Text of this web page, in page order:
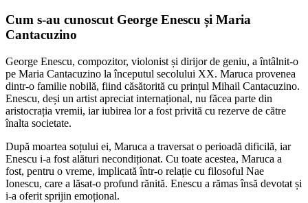
Cum s-au cunoscut George Enescu și Maria
Cantacuzino
George Enescu, compozitor, violonist și dirijor de geniu, a întâlnit-o
pe Maria Cantacuzino la începutul secolului XX. Maruca provenea
dintr-o familie nobilă, fiind căsătorită cu prințul Mihail Cantacuzino.
Enescu, deși un artist apreciat internațional, nu făcea parte din
aristocrația vremii, iar iubirea lor a fost privită cu rezerve de către
înalta societate.
După moartea soțului ei, Maruca a traversat o perioadă dificilă, iar
Enescu i-a fost alături necondiționat. Cu toate acestea, Maruca a
fost, pentru o vreme, implicată într-o relație cu filosoful Nae
Ionescu, care a lăsat-o profund rănită. Enescu a rămas însă devotat și
i-a oferit sprijin emoțional.